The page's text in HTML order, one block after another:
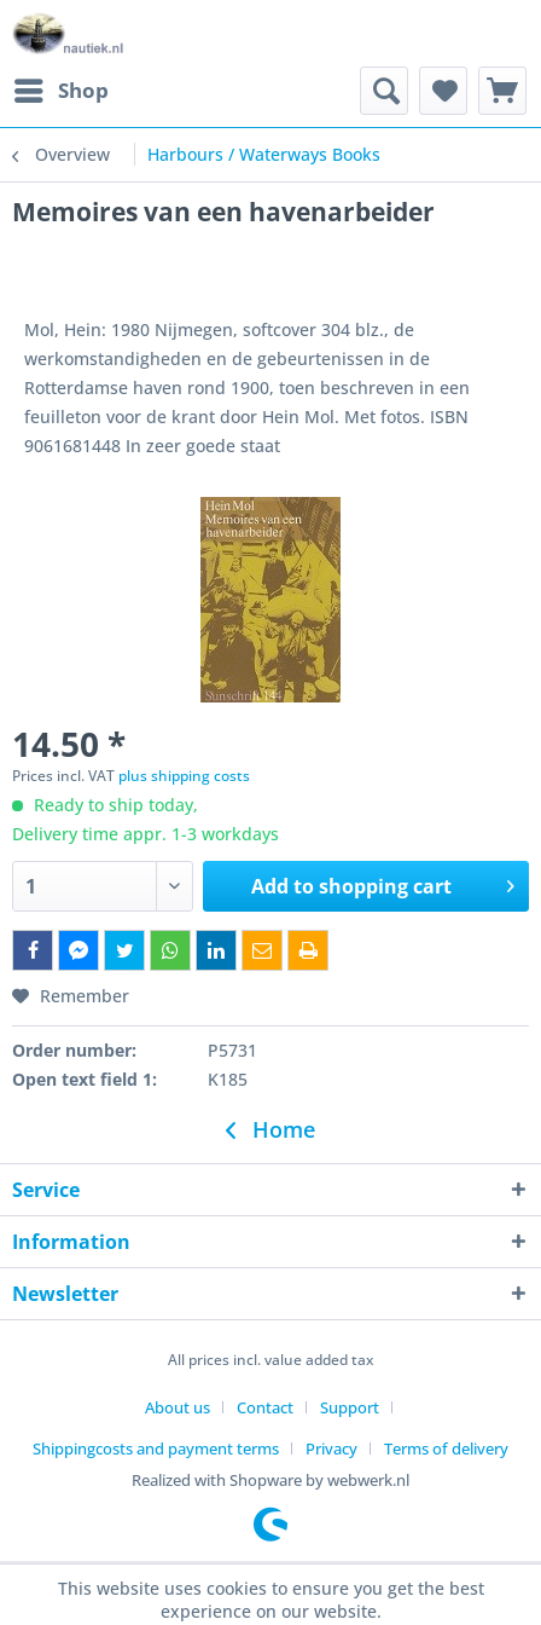
Shop
Overview Harbours / Waterways Books
Memoires van een havenarbeider
Mol, Hein: 1980 Nijmegen, softcover 304 blz., de
werkomstandigheden en de gebeurtenissen in de
Rotterdamse haven rond 1900, toen beschreven in een
feuilleton voor de krant door Hein Mol. Met fotos. ISBN
9061681448 In zeer goede staat
14.50 *
Prices incl. VAT plus shipping costs
Ready to ship today,
Delivery time appr. 1-3 workdays
Add toshopping cart
Remember
Order number:
P5731
Open text field 1:
K185
Home
Service
Information
Newsletter
All prices incl. value added tax
About us Contact
Support
Shippingcosts and payment terms
Privacy
Terms of delivery
Realized with Shopware by webwerk.nl
This website uses cookies to ensure you get the best
experience on our website.